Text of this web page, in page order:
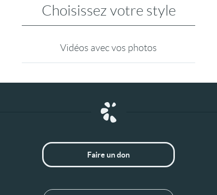
Choisissez votre style
Vidéos avec vos photos
Faire un don